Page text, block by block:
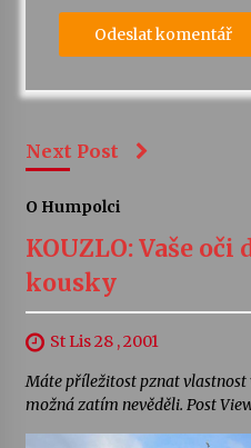
Next Post
O Humpolci
KOUZLO: Vaše
kousky
St Lis 28 , 2001
Máte příležitost pznat
možná zatím nevěděli. Post